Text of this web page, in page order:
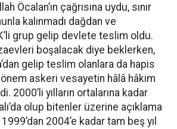
Öcalan’ın çağrısına uydu, sınır
kalınmadı dağdan ve
grup gelip devlete teslim oldu.
boşalacak diye beklerken,
gelip teslim olanlara da hapis
askeri vesayetin hâlâ hâkim
2000’li yılların ortalarına kadar
olup bitenler üzerine açıklama
2004’e kadar tam beş yıl